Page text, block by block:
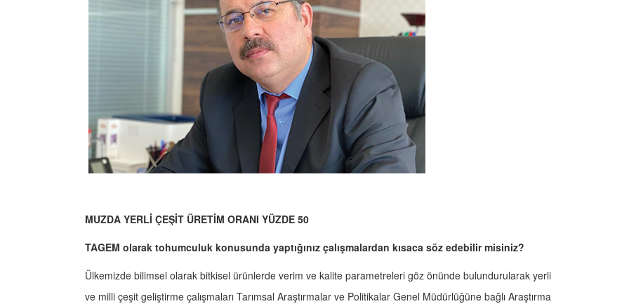
MUZDA YERLİ ÇEŞİT ÜRETİM ORANI YÜZDE 50
TAGEM olarak tohumculuk konusunda yaptığınız çalışmalardan kısaca söz edebilir misiniz?
Ülkemizde bilimsel olarak bitkisel ürünlerde verim ve kalite parametreleri göz önünde bulundurularak yerli
ve milli çeşit geliştirme çalışmaları Tarımsal Araştırmalar ve Politikalar Genel Müdürlüğüne bağlı Araştırma